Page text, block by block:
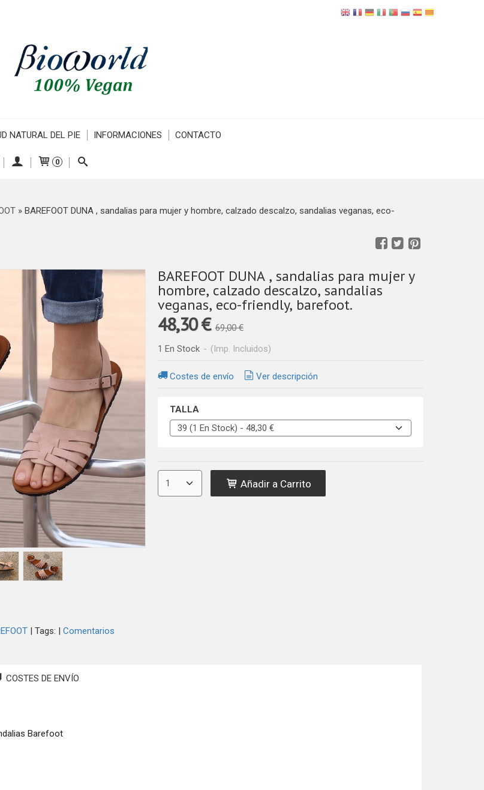
NATURAL DEL PIE INFORMACIONES CONTACTO
0
» BAREFOOT DUNA , sandalias para mujer y hombre, calzado descalzo, sandalias veganas, eco-
BAREFOOT DUNA , sandalias para mujer y
hombre, calzado descalzo, sandalias
veganas, eco-friendly, barefoot.
48,30 € 69,00 €
1 En Stock - (Imp. Incluidos)
Costes de envío Ver descripción
TALLA
Añadir a Carrito
| Tags: | Comentarios
COSTES DE ENVÍO
Barefoot